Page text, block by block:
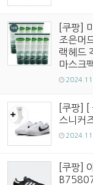
[쿠팡]
조은머
랙헤드
마스크
[쿠팡] [
스니커
[쿠팡]